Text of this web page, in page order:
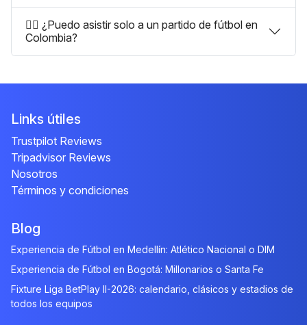
🧍‍♂️ ¿Puedo asistir solo a un partido de fútbol en
Colombia?
Links útiles
Trustpilot Reviews
Tripadvisor Reviews
Nosotros
Términos y condiciones
Blog
Experiencia de Fútbol en Medellín: Atlético Nacional o DIM
Experiencia de Fútbol en Bogotá: Millonarios o Santa Fe
Fixture Liga BetPlay II-2026: calendario, clásicos y estadios de
todos los equipos